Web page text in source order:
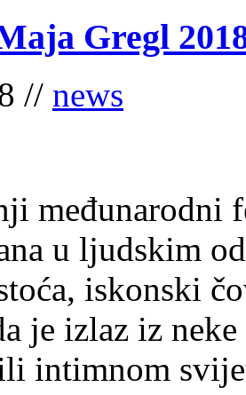
Gregl
// news
međunarodni
u ljudskim
iskonski
je izlaz iz
intimnom